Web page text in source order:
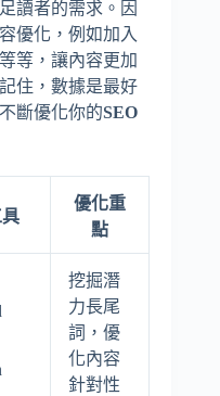
讀者的需求。因
優化，例如加入
等，讓內容更加
住，數據是最好
斷優化你的SEO
優化重
點
挖掘潛
力長尾
詞，優
化內容
針對性